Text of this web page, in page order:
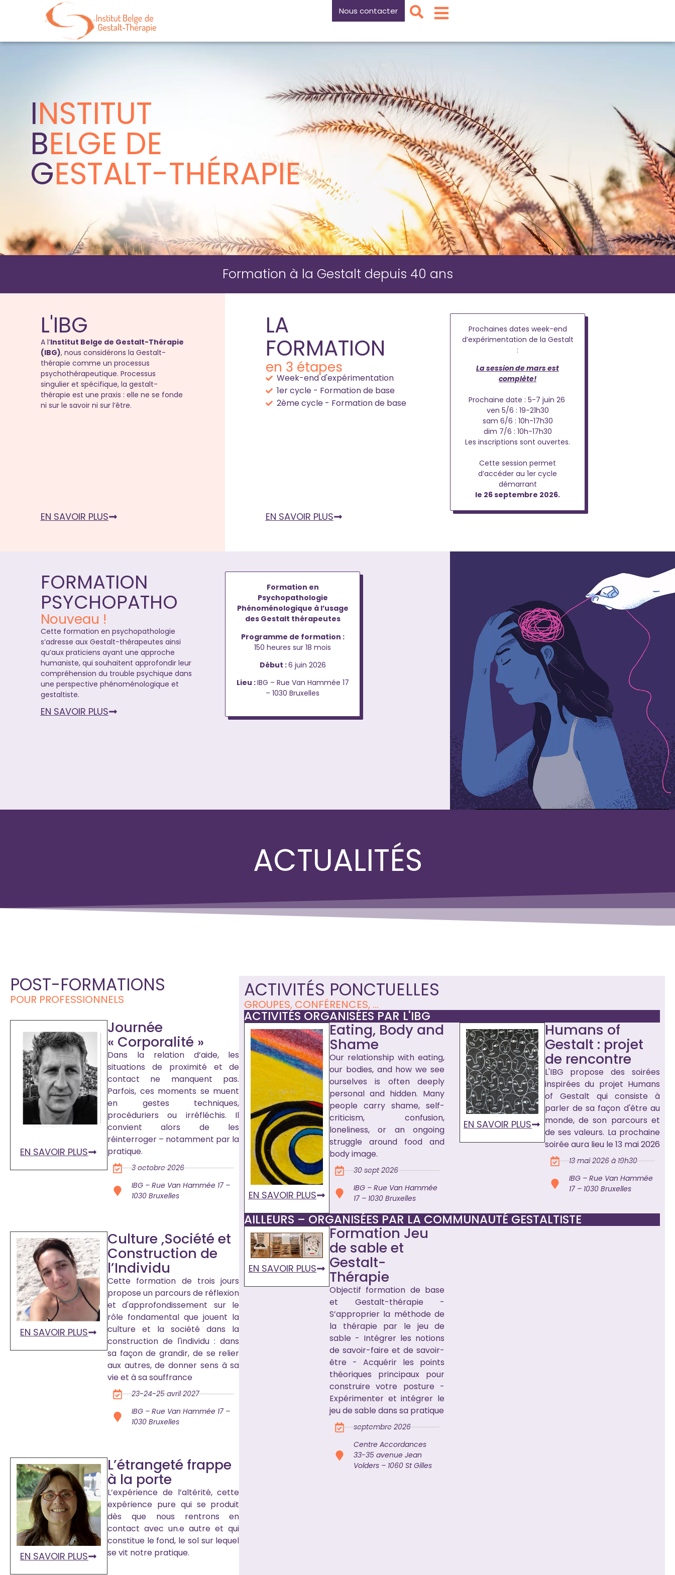
Nous contacter
INSTITUT
BELGE DE
GESTALT-THÉRAPIE
Formation à la Gestalt depuis 40 ans
L'IBG
A l‘Institut Belge de Gestalt-Thérapie
(IBG), nous considérons la Gestalt-
thérapie comme un processus
psychothérapeutique. Processus
singulier et spécifique, la gestalt-
thérapie est une praxis : elle ne se fonde
ni sur le savoir ni sur l’être.
EN SAVOIR PLUS
LA
FORMATION
en 3 étapes
Week-end d'expérimentation
1er cycle - Formation de base
2ème cycle - Formation de base
EN SAVOIR PLUS
Prochaines dates week-end
d’expérimentation de la Gestalt
:
La session de mars est
complète!
Prochaine date : 5-7 juin 26
ven 5/6 : 19-21h30
sam 6/6 : 10h-17h30
dim 7/6 : 10h-17h30
Les inscriptions sont ouvertes.
Cette session permet
d’accéder au 1er cycle
démarrant
le 26 septembre 2026.
FORMATION
PSYCHOPATHO
Nouveau !
Cette formation en psychopathologie
s’adresse aux Gestalt-thérapeutes ainsi
qu’aux praticiens ayant une approche
humaniste, qui souhaitent approfondir leur
compréhension du trouble psychique dans
une perspective phénoménologique et
gestaltiste.
EN SAVOIR PLUS
Formation en
Psychopathologie
Phénoménologique à l’usage
des Gestalt thérapeutes
Programme de formation :
150 heures sur 18 mois
Début :6 juin 2026
Lieu :IBG – Rue Van Hammée 17
– 1030 Bruxelles
ACTUALITÉS
POST-FORMATIONS
POUR PROFESSIONNELS
EN SAVOIR PLUS
Journée
« Corporalité »
Dans la relation d’aide, les
situations de proximité et de
contact ne manquent pas.
Parfois, ces moments se muent
en gestes techniques,
procéduriers ou irréfléchis. Il
convient alors de les
réinterroger – notamment par la
pratique.
3 octobre 2026
IBG – Rue Van Hammée 17 –
1030 Bruxelles
EN SAVOIR PLUS
Culture ,Société et
Construction de
l’Individu
Cette formation de trois jours
propose un parcours de réflexion
et d'approfondissement sur le
rôle fondamental que jouent la
culture et la société dans la
construction de l'individu : dans
sa façon de grandir, de se relier
aux autres, de donner sens à sa
vie et à sa souffrance
23-24-25 avril 2027
IBG – Rue Van Hammée 17 –
1030 Bruxelles
EN SAVOIR PLUS
L’étrangeté frappe
à la porte
L’expérience de l’altérité, cette
expérience pure qui se produit
dès que nous rentrons en
contact avec un.e autre et qui
constitue le fond, le sol sur lequel
se vit notre pratique.
ACTIVITÉS PONCTUELLES
GROUPES, CONFÉRENCES, ...
ACTIVITÉS ORGANISÉES PAR L'IBG
EN SAVOIR PLUS
Eating, Body and
Shame
Our relationship with eating,
our bodies, and how we see
ourselves is often deeply
personal and hidden. Many
people carry shame, self-
criticism, confusion,
loneliness, or an ongoing
struggle around food and
body image.
30 sept 2026
IBG – Rue Van Hammée
17 – 1030 Bruxelles
EN SAVOIR PLUS
Humans of
Gestalt : projet
de rencontre
L'IBG propose des soirées
inspirées du projet Humans
of Gestalt qui consiste à
parler de sa façon d'être au
monde, de son parcours et
de ses valeurs. La prochaine
soirée aura lieu le 13 mai 2026
13 mai 2026 à 19h30
IBG – Rue Van Hammée
17 – 1030 Bruxelles
AILLEURS – ORGANISÉES PAR LA COMMUNAUTÉ GESTALTISTE
EN SAVOIR PLUS
Formation Jeu
de sable et
Gestalt-
Thérapie
Objectif formation de base
et Gestalt-thérapie -
S’approprier la méthode de
la thérapie par le jeu de
sable - Intégrer les notions
de savoir-faire et de savoir-
être - Acquérir les points
théoriques principaux pour
construire votre posture -
Expérimenter et intégrer le
jeu de sable dans sa pratique
septembre 2026
Centre Accordances
33-35 avenue Jean
Volders – 1060 St Gilles